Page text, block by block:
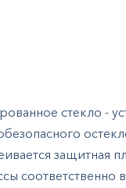
стекло -
защитная
соответственно